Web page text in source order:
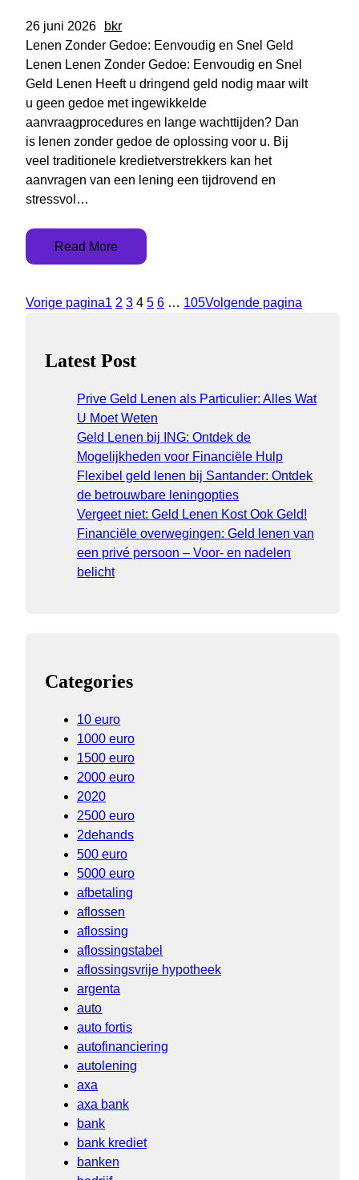
26 juni 2026
bkr
Lenen Zonder Gedoe: Eenvoudig en Snel Geld
Lenen Lenen Zonder Gedoe: Eenvoudig en Snel
Geld Lenen Heeft u dringend geld nodig maar wilt
u geen gedoe met ingewikkelde
aanvraagprocedures en lange wachttijden? Dan
is lenen zonder gedoe de oplossing voor u. Bij
veel traditionele kredietverstrekkers kan het
aanvragen van een lening een tijdrovend en
stressvol…
Read More
Vorige pagina1 2 3 4 5 6 … 105Volgende pagina
Latest Post
Prive Geld Lenen als Particulier: Alles Wat
U Moet Weten
Geld Lenen bij ING: Ontdek de
Mogelijkheden voor Financiële Hulp
Flexibel geld lenen bij Santander: Ontdek
de betrouwbare leningopties
Vergeet niet: Geld Lenen Kost Ook Geld!
Financiële overwegingen: Geld lenen van
een privé persoon – Voor- en nadelen
belicht
Categories
10 euro
1000 euro
1500 euro
2000 euro
2020
2500 euro
2dehands
500 euro
5000 euro
afbetaling
aflossen
aflossing
aflossingstabel
aflossingsvrije hypotheek
argenta
auto
auto fortis
autofinanciering
autolening
axa
axa bank
bank
bank krediet
banken